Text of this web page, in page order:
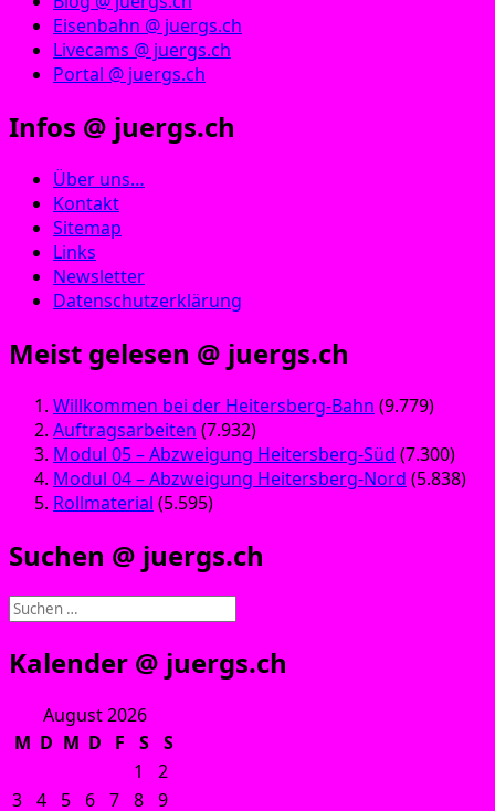
Eisenbahn @ juergs.ch
Livecams @ juergs.ch
Portal @ juergs.ch
Infos @ juergs.ch
Über uns…
Kontakt
Sitemap
Links
Newsletter
Datenschutzerklärung
Meist gelesen @ juergs.ch
Willkommen bei der Heitersberg-Bahn (9.779)
Auftragsarbeiten (7.932)
Modul 05 – Abzweigung Heitersberg-Süd (7.300)
Modul 04 – Abzweigung Heitersberg-Nord (5.838)
Rollmaterial (5.595)
Suchen @ juergs.ch
Suchen
Kalender @ juergs.ch
August 2026
M D M D F S
S
1
2
3 4 5 6 7 8 9